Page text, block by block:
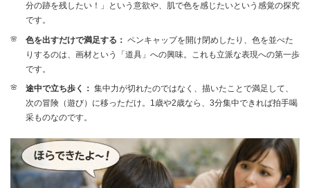
分の跡を残したい！」という意欲や、肌で色を感じたいという感覚の探究
です。
色を出すだけで満足する： ペンキャップを開け閉めしたり、色を並べた
りするのは、画材という「道具」への興味。これも立派な表現への第一歩
です。
途中で立ち歩く： 集中力が切れたのではなく、描いたことで満足して、
次の冒険（遊び）に移っただけ。1歳や2歳なら、3分集中できれば拍手喝
采ものなのです。